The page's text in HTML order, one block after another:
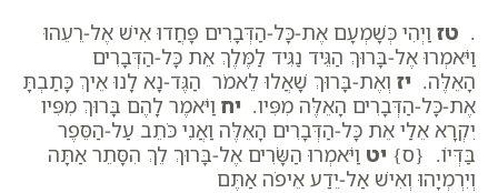
. טז וַיְהִי כְּשָׁמְעָם אֶת-כָּל-הַדְּבָרִים פָּחֲדוּ אִישׁ אֶל-רֵעֵהוּ
וַיֹּאמְרוּ אֶל-בָּרוּךְ הַגֵּיד נַגִּיד לַמֶּלֶךְ אֵת כָּל-הַדְּבָרִים
הָאֵלֶּה. יז וְאֶת-בָּרוּךְ שָׁאֲלוּ לֵאמֹר הַגֶּד-נָא לָנוּ אֵיךְ כָּתַבְתָּ
אֶת-כָּל-הַדְּבָרִים הָאֵלֶּה מִפִּיו. יח וַיֹּאמֶר לָהֶם בָּרוּךְ מִפִּיו
יִקְרָא אֵלַי אֵת כָּל-הַדְּבָרִים הָאֵלֶּה וַאֲנִי כֹּתֵב עַל-הַסֵּפֶר
בַּדְּיוֹ. {ס} יט וַיֹּאמְרוּ הַשָּׂרִים אֶל-בָּרוּךְ לֵךְ הִסָּתֵר אַתָּה
וְיִרְמְיָהוּ וְאִישׁ אַל-יֵדַע אֵיפֹה אַתֶּם